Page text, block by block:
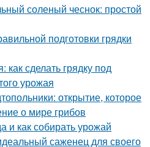
соленый чеснок: простой
подготовки грядки
сделать грядку под
урожая
открытие, которое
о мире грибов
и как собирать урожай
саженец для своего